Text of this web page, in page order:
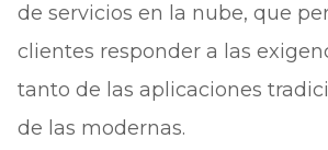
de servicios en la nube, que
clientes responder a las
tanto de las aplicaciones
de las modernas.